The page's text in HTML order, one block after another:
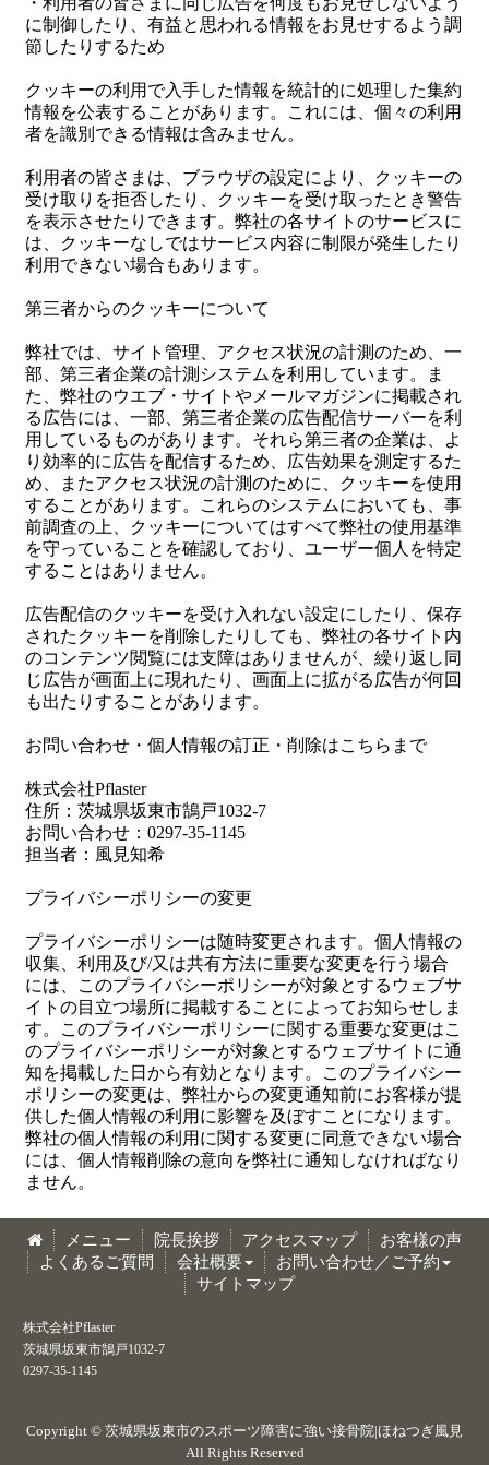
に制御したり、有益と思われる情報をお見せするよう調
節したりするため
クッキーの利用で入手した情報を統計的に処理した集約
情報を公表することがあります。これには、個々の利用
者を識別できる情報は含みません。
利用者の皆さまは、ブラウザの設定により、クッキーの
受け取りを拒否したり、クッキーを受け取ったとき警告
を表示させたりできます。弊社の各サイトのサービスに
は、クッキーなしではサービス内容に制限が発生したり
利用できない場合もあります。
第三者からのクッキーについて
弊社では、サイト管理、アクセス状況の計測のため、一
部、第三者企業の計測システムを利用しています。ま
た、弊社のウエブ・サイトやメールマガジンに掲載され
る広告には、一部、第三者企業の広告配信サーバーを利
用しているものがあります。それら第三者の企業は、よ
り効率的に広告を配信するため、広告効果を測定するた
め、またアクセス状況の計測のために、クッキーを使用
することがあります。これらのシステムにおいても、事
前調査の上、クッキーについてはすべて弊社の使用基準
を守っていることを確認しており、ユーザー個人を特定
することはありません。
広告配信のクッキーを受け入れない設定にしたり、保存
されたクッキーを削除したりしても、弊社の各サイト内
のコンテンツ閲覧には支障はありませんが、繰り返し同
じ広告が画面上に現れたり、画面上に拡がる広告が何回
も出たりすることがあります。
お問い合わせ・個人情報の訂正・削除はこちらまで
株式会社Pflaster
住所：茨城県坂東市鵠戸1032-7
お問い合わせ：0297-35-1145
担当者：風見知希
プライバシーポリシーの変更
プライバシーポリシーは随時変更されます。個人情報の
収集、利用及び/又は共有方法に重要な変更を行う場合
には、このプライバシーポリシーが対象とするウェブサ
イトの目立つ場所に掲載することによってお知らせしま
す。このプライバシーポリシーに関する重要な変更はこ
のプライバシーポリシーが対象とするウェブサイトに通
知を掲載した日から有効となります。このプライバシー
ポリシーの変更は、弊社からの変更通知前にお客様が提
供した個人情報の利用に影響を及ぼすことになります。
弊社の個人情報の利用に関する変更に同意できない場合
には、個人情報削除の意向を弊社に通知しなければなり
ません。
メニュー 院長挨拶 アクセスマップ
お客様の声
よくあるご質問
会社概要
お問い合わせ／ご予約
サイトマップ
株式会社Pflaster
茨城県坂東市鵠戸1032-7
0297-35-1145
Copyright © 茨城県坂東市のスポーツ障害に強い接骨院|ほねつぎ風見
All Rights Reserved